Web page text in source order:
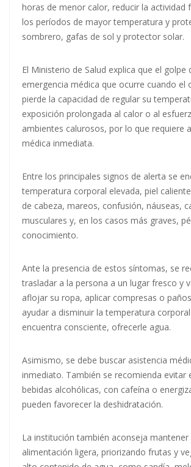
horas de menor calor, reducir la actividad
los períodos de mayor temperatura y
sombrero, gafas de sol y protector solar.
El Ministerio de Salud explica que el golpe
emergencia médica que ocurre cuando el
pierde la capacidad de regular su
exposición prolongada al calor o al
ambientes calurosos, por lo que requiere
médica inmediata.
Entre los principales signos de alerta se
temperatura corporal elevada, piel
de cabeza, mareos, confusión, náuseas,
musculares y, en los casos más graves,
conocimiento.
Ante la presencia de estos síntomas, se
trasladar a la persona a un lugar fresco y
aflojar su ropa, aplicar compresas o
ayudar a disminuir la temperatura
encuentra consciente, ofrecerle agua.
Asimismo, se debe buscar asistencia
inmediato. También se recomienda evitar
bebidas alcohólicas, con cafeína o
pueden favorecer la deshidratación.
La institución también aconseja mantener
alimentación ligera, priorizando frutas y